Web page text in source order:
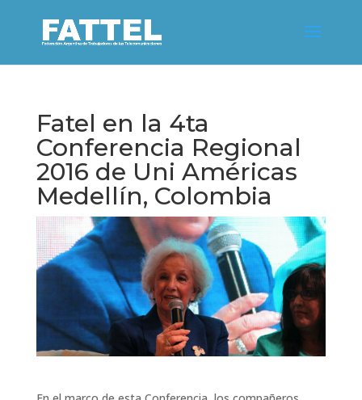
Fatel en la 4ta
Conferencia Regional
2016 de Uni Américas
Medellín, Colombia